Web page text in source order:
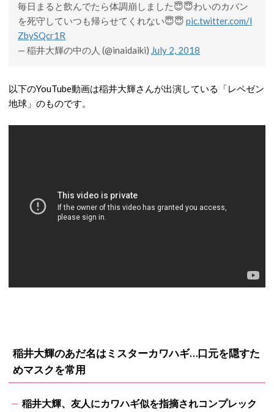
毎日まると飲んでたら体調崩しました😇😇わいのカバン
を死守していつも帰らせてくれない😇😇 pic.twitter.com/l
ZbySQcr1R
— 稲井大輝の中の人 (@inaidaiki) July 2, 2018
以下のYouTube動画は稲井大輝さんが出演している「レペゼン
地球」のものです。
稲井大輝のあだ名はミスターカワハギ…口元を隠すた
めマスクを常用
稲井大輝、友人にカワハギ似を指摘されコンプレック